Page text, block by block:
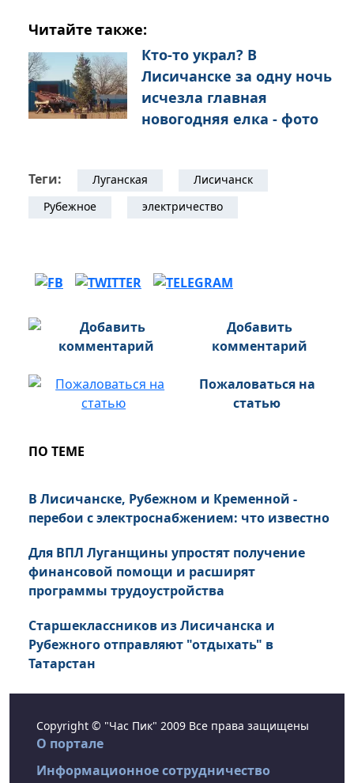
Читайте также:
Кто-то украл? В
Лисичанске за одну ночь
исчезла главная
новогодняя елка - фото
Теги: Луганская
Лисичанск
Рубежное
электричество
Добавить
комментарий
Пожаловаться на
статью
ПО ТЕМЕ
В Лисичанске, Рубежном и Кременной -
перебои с электроснабжением: что известно
Для ВПЛ Луганщины упростят получение
финансовой помощи и расширят
программы трудоустройства
Старшеклассников из Лисичанска и
Рубежного отправляют "отдыхать" в
Татарстан
Copyright © "Час Пик" 2009 Все права защищены
О портале
Информационное сотрудничество